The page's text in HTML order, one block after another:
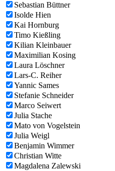
Sebastian Büttner
Isolde Hien
Kai Hornburg
Timo Kießling
Kilian Kleinbauer
Maximilian Kosing
Laura Löschner
Lars-C. Reiher
Yannic Sames
Stefanie Schneider
Marco Seiwert
Julia Stache
Mato von Vogelstein
Julia Weigl
Benjamin Wimmer
Christian Witte
Magdalena Zalewski